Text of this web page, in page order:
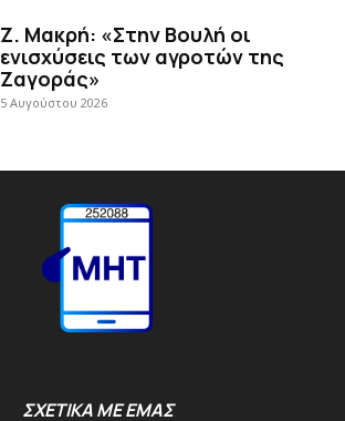
Ζ. Μακρή: «Στην Βουλή οι
ενισχύσεις των αγροτών της
Ζαγοράς»
5 Αυγούστου 2026
ΣΧΕΤΙΚΑ ΜΕ ΕΜΑΣ